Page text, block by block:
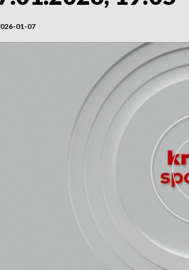
01-07